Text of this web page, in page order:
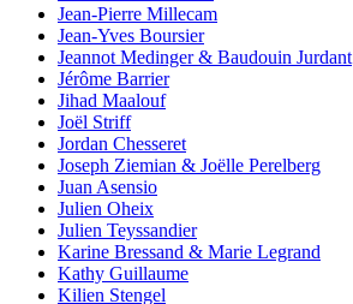
Jean-Pierre Millecam
Jean-Yves Boursier
Jeannot Medinger & Baudouin Jurdant
Jérôme Barrier
Jihad Maalouf
Joël Striff
Jordan Chesseret
Joseph Ziemian & Joëlle Perelberg
Juan Asensio
Julien Oheix
Julien Teyssandier
Karine Bressand & Marie Legrand
Kathy Guillaume
Kilien Stengel